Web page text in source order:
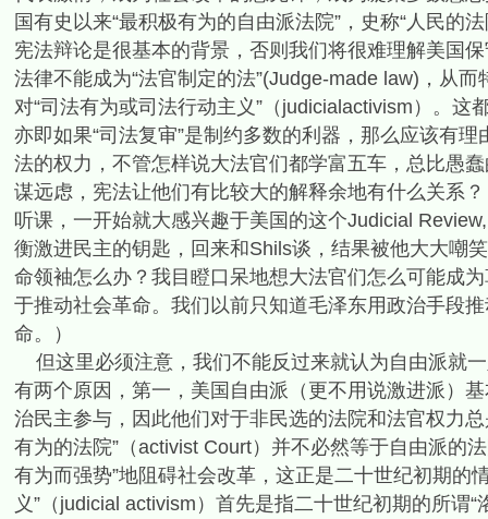
国有史以来“最积极有为的自由派法院”，史称“人民的
宪法辩论是很基本的背景，否则我们将很难理解美国
法律不能成为“法官制定的法”(Judge-made law)，从
对“司法有为或司法行动主义”（judicialactivism）。
亦即如果“司法复审”是制约多数的利器，那么应该有
法的权力，不管怎样说大法官们都学富五车，总比愚
谋远虑，宪法让他们有比较大的解释余地有什么关系
听课，一开始就大感兴趣于美国的这个Judicial
衡激进民主的钥匙，回来和Shils谈，结果被他大大嘲
命领袖怎么办？我目瞪口呆地想大法官们怎么可能成
于推动社会革命。我们以前只知道毛泽东用政治手段
命。）
但这里必须注意，我们不能反过来就认为自由派就
有两个原因，第一，美国自由派（更不用说激进派）
治民主参与，因此他们对于非民选的法院和法官权力
有为的法院”（activist Court）并不必然等于自由派的
有为而强势”地阻碍社会改革，这正是二十世纪初期的
义”（judicial activism）首先是指二十世纪初期的所谓